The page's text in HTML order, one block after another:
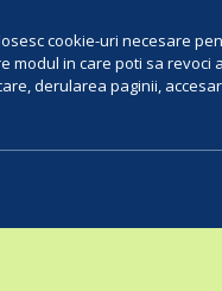
cookie-uri necesare
modul in care poti sa
derularea paginii,